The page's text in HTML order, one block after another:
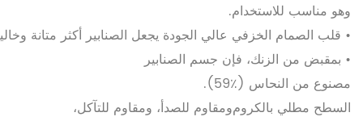
وهو مناسب للاستخدام.
• قلب الصمام الخزفي عالي الجودة يجعل الصنابيرأكثر متانة
• بمقبض من الزنك، فإن جسم الصنابير
مصنوع من النحاس (59٪).
السطح مطلي بالكرومومقاوم للصدأ، ومقاوم للتآكل،